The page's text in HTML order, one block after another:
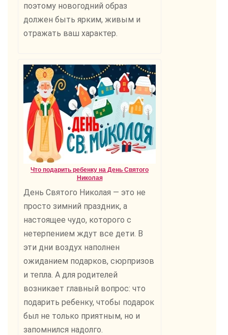
поэтому новогодний образ
должен быть ярким, живым и
отражать ваш характер.
Что подарить ребенку на День Святого
Николая
День Святого Николая — это не
просто зимний праздник, а
настоящее чудо, которого с
нетерпением ждут все дети. В
эти дни воздух наполнен
ожиданием подарков, сюрпризов
и тепла. А для родителей
возникает главный вопрос: что
подарить ребенку, чтобы подарок
был не только приятным, но и
запомнился надолго.